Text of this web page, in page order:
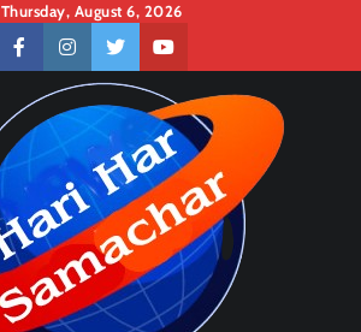
Thursday, August 6, 2026
facebookinstagramtwitteryoutube